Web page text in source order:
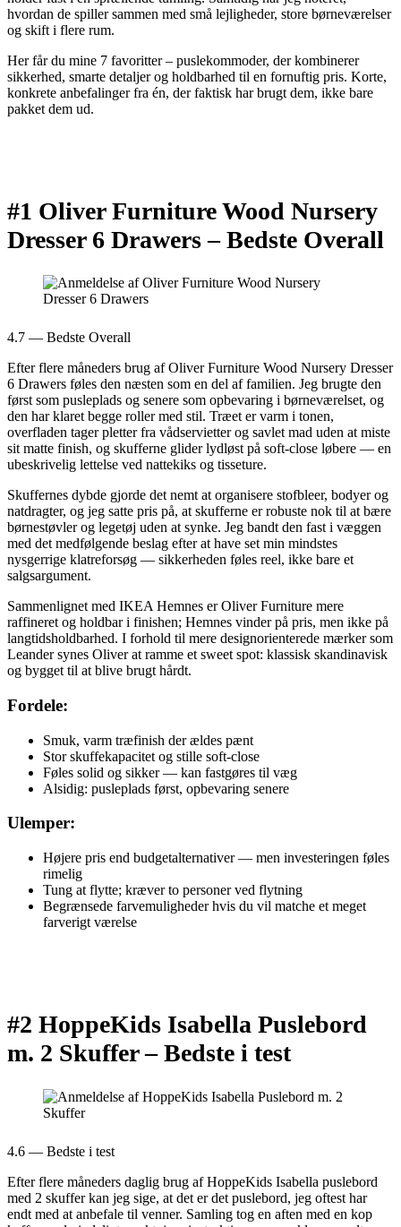
hvordan de spiller sammen med små lejligheder, store børneværelser
og skift i flere rum.
Her får du mine 7 favoritter – puslekommoder, der kombinerer
sikkerhed, smarte detaljer og holdbarhed til en fornuftig pris. Korte,
konkrete anbefalinger fra én, der faktisk har brugt dem, ikke bare
pakket dem ud.
#1 Oliver Furniture Wood Nursery
Dresser 6 Drawers –Bedste Overall
4.7 — Bedste Overall
Efter flere måneders brug af Oliver Furniture Wood Nursery Dresser
6 Drawers føles den næsten som en del af familien. Jeg brugte den
først som pusleplads og senere som opbevaring i børneværelset, og
den har klaret begge roller med stil. Træet er varm i tonen,
overfladen tager pletter fra vådservietter og savlet mad uden at miste
sit matte finish, og skufferne glider lydløst på soft-close løbere — en
ubeskrivelig lettelse ved nattekiks og tisseture.
Skuffernes dybde gjorde det nemt at organisere stofbleer, bodyer og
natdragter, og jeg satte pris på, at skufferne er robuste nok til at bære
børnestøvler og legetøj uden at synke. Jeg bandt den fast i væggen
med det medfølgende beslag efter at have set min mindstes
nysgerrige klatreforsøg — sikkerheden føles reel, ikke bare et
salgsargument.
Sammenlignet med IKEA Hemnes er Oliver Furniture mere
raffineret og holdbar i finishen; Hemnes vinder på pris, men ikke på
langtidsholdbarhed. I forhold til mere designorienterede mærker som
Leander synes Oliver at ramme et sweet spot: klassisk skandinavisk
og bygget til at blive brugt hårdt.
Fordele:
Smuk, varm træfinish der ældes pænt
Stor skuffekapacitet og stille soft-close
Føles solid og sikker — kan fastgøres til væg
Alsidig: pusleplads først, opbevaring senere
Ulemper:
Højere pris end budgetalternativer — men investeringen føles
rimelig
Tung at flytte; kræver to personer ved flytning
Begrænsede farvemuligheder hvis du vil matche et meget
farverigt værelse
#2 HoppeKids Isabella Puslebord
m. 2 Skuffer –Bedste i test
4.6 — Bedste i test
Efter flere måneders daglig brug af HoppeKids Isabella puslebord
med 2 skuffer kan jeg sige, at det er det puslebord, jeg oftest har
endt med at anbefale til venner. Samling tog en aften med en kop